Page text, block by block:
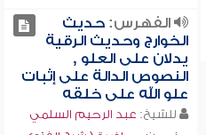
الفهرس:حديث
الخوارج وحديث الرقية
يدلان على العلو ,
النصوص الدالة على إثبات
علو الله على خلقه
للشيخ: عبد الرحيم السلمي